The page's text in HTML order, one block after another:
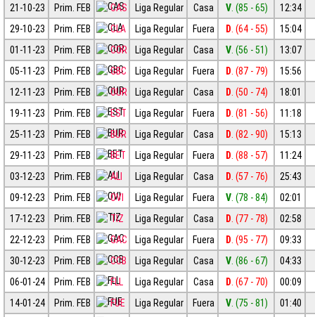
21-10-23
Prim. FEB CAS Liga Regular Casa V . (85 - 65)
12:34
29-10-23
Prim. FEB CLA Liga Regular Fuera D . (64 - 55)
15:04
01-11-23
Prim. FEB COR Liga Regular Casa V . (56 - 51)
13:07
05-11-23
Prim. FEB GBC Liga Regular Fuera D . (87 - 79)
15:56
12-11-23
Prim. FEB OUR Liga Regular Casa D . (50 - 74)
18:01
19-11-23
Prim. FEB EST Liga Regular Fuera D . (81 - 56)
11:18
25-11-23
Prim. FEB BUR Liga Regular Casa D . (82 - 90)
15:13
29-11-23
Prim. FEB BET Liga Regular Fuera D . (88 - 57)
11:24
03-12-23
Prim. FEB ALI Liga Regular Casa D . (57 - 76)
25:43
09-12-23
Prim. FEB OVI Liga Regular Fuera V . (78 - 84)
02:01
17-12-23
Prim. FEB TIZ Liga Regular Casa D . (77 - 78)
02:58
22-12-23
Prim. FEB GAC Liga Regular Fuera D . (95 - 77)
09:33
30-12-23
Prim. FEB CCB Liga Regular Casa V . (86 - 67)
04:33
06-01-24
Prim. FEB FLL Liga Regular Casa D . (67 - 70)
00:09
14-01-24
Prim. FEB FUE Liga Regular Fuera V . (75 - 81)
01:40